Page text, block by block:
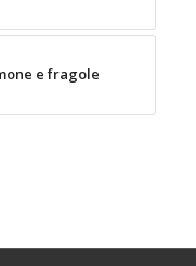
e fragole